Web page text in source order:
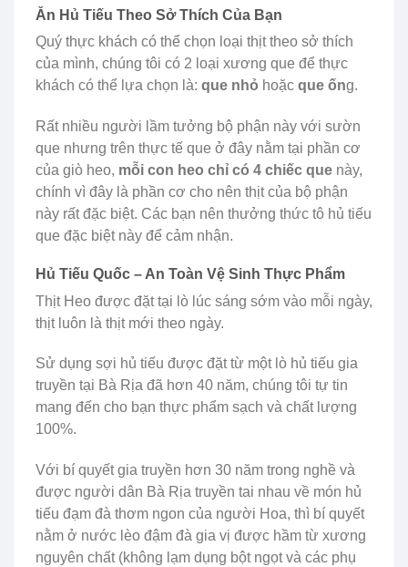
Ăn Hủ Tiếu Theo Sở Thích Của Bạn
Quý thực khách có thể chọn loại thịt theo sở thích
của mình, chúng tôi có 2 loại xương que để thực
khách có thể lựa chọn là: que nhỏ hoặc que ống.
Rất nhiều người lầm tưởng bộ phận này với sườn
que nhưng trên thực tế que ở đây nằm tại phần cơ
của giò heo, mỗi con heo chỉ có 4 chiếc que này,
chính vì đây là phần cơ cho nên thịt của bộ phận
này rất đặc biệt. Các bạn nên thưởng thức tô hủ tiếu
que đặc biệt này để cảm nhận.
Hủ Tiếu Quốc – An Toàn Vệ Sinh Thực Phẩm
Thịt Heo được đặt tại lò lúc sáng sớm vào mỗi ngày,
thịt luôn là thịt mới theo ngày.
Sử dụng sợi hủ tiếu được đặt từ một lò hủ tiếu gia
truyền tại Bà Rịa đã hơn 40 năm, chúng tôi tự tin
mang đến cho bạn thực phẩm sạch và chất lượng
100%.
Với bí quyết gia truyền hơn 30 năm trong nghề và
được người dân Bà Rịa truyền tai nhau về món hủ
tiếu đạm đà thơm ngon của người Hoa, thì bí quyết
nằm ở nước lèo đậm đà gia vị được hầm từ xương
nguyên chất (không lạm dụng bột ngọt và các phụ